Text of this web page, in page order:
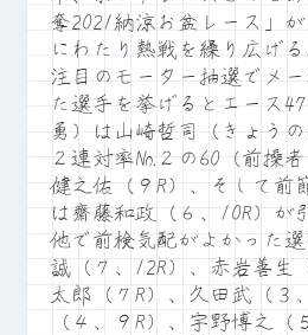
奪2021納涼お盆レース」
にわたり熱戦を繰り広げ
注目のモーター抽選でメー
た選手を挙げるとエース
勇）は山崎哲司（きょうの
２連対率№２の60（前操
健之佑（９R）、そして前
は齋藤和政（６、10R）が
他で前検気配がよかった
誠（７、12R）、赤岩善生
太郎（７R）、久田武（３
（４、９R）、宇野博之（